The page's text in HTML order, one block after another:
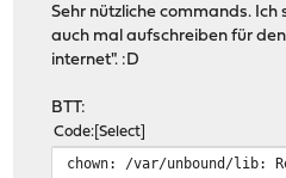
Sehr nützliche commands. Ich
auch mal aufschreiben für
internet". :D
BTT:
Code Select
chown: /var/unbound/lib: